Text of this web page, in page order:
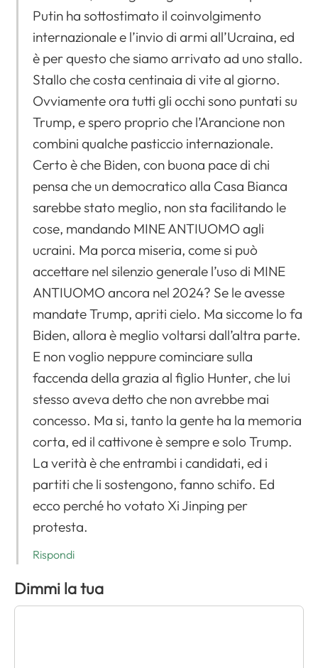
Putin ha sottostimato il coinvolgimento
internazionale e l’invio di armi all’Ucraina, ed
è per questo che siamo arrivato ad uno stallo.
Stallo che costa centinaia di vite al giorno.
Ovviamente ora tutti gli occhi sono puntati su
Trump, e spero proprio che l’Arancione non
combini qualche pasticcio internazionale.
Certo è che Biden, con buona pace di chi
pensa che un democratico alla Casa Bianca
sarebbe stato meglio, non sta facilitando le
cose, mandando MINE ANTIUOMO agli
ucraini. Ma porca miseria, come si può
accettare nel silenzio generale l’uso di MINE
ANTIUOMO ancora nel 2024? Se le avesse
mandate Trump, apriti cielo. Ma siccome lo fa
Biden, allora è meglio voltarsi dall’altra parte.
E non voglio neppure cominciare sulla
faccenda della grazia al figlio Hunter, che lui
stesso aveva detto che non avrebbe mai
concesso. Ma si, tanto la gente ha la memoria
corta, ed il cattivone è sempre e solo Trump.
La verità è che entrambi i candidati, ed i
partiti che li sostengono, fanno schifo. Ed
ecco perché ho votato Xi Jinping per
protesta.
Rispondi
Dimmi la tua